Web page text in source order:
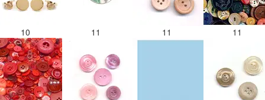
10 11 11 11